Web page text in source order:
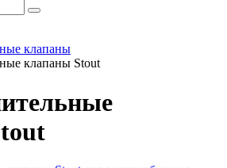
клапаны
клапаны Stout